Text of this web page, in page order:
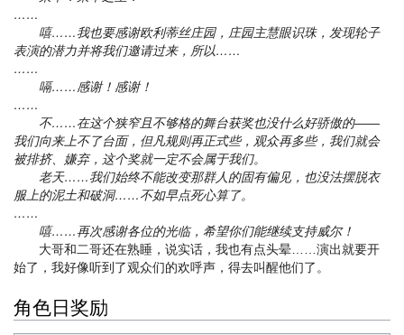
……
嘻……我也要感谢欧利蒂丝庄园，庄园主慧眼识珠，发现轮子
表演的潜力并将我们邀请过来，所以……
……
嗝……感谢！感谢！
……
不……在这个狭窄且不够格的舞台获奖也没什么好骄傲的——
我们向来上不了台面，但凡规则再正式些，观众再多些，我们就会
被排挤、嫌弃，这个奖就一定不会属于我们。
老天……我们始终不能改变那群人的固有偏见，也没法摆脱衣
服上的泥土和破洞……不如早点死心算了。
……
嘻……再次感谢各位的光临，希望你们能继续支持威尔！
大哥和二哥还在熟睡，说实话，我也有点头晕……演出就要开
始了，我好像听到了观众们的欢呼声，得去叫醒他们了。
角色日奖励